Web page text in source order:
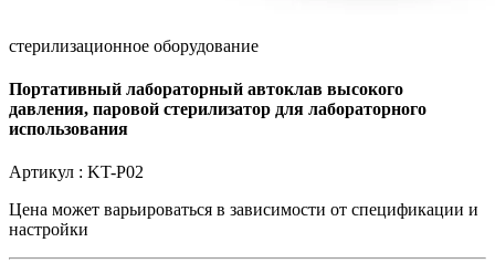
стерилизационное оборудование
Портативный лабораторный автоклав высокого
давления, паровой стерилизатор для лабораторного
использования
Артикул : KT-P02
Цена может варьироваться в зависимости от спецификации и
настройки